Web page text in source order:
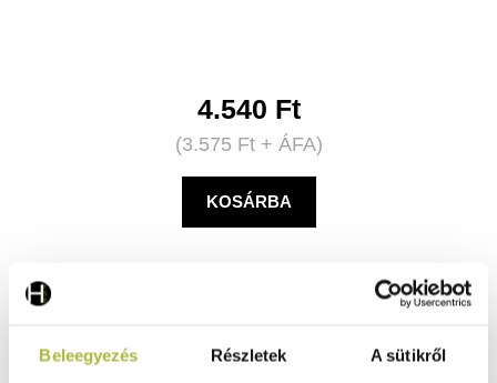
Beleegyezés Részletek A sütikről
4.540 Ft
(3.575 Ft+ ÁFA)
KOSÁRBA